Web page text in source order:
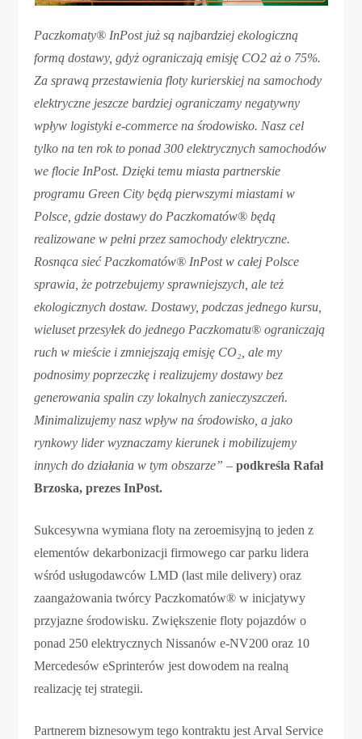
Paczkomaty® InPost już są najbardziej ekologiczną
formą dostawy, gdyż ograniczają emisję CO2 aż o 75%.
Za sprawą przestawienia floty kurierskiej na samochody
elektryczne jeszcze bardziej ograniczamy negatywny
wpływ logistyki e-commerce na środowisko. Nasz cel
tylko na ten rok to ponad 300 elektrycznych samochodów
we flocie InPost. Dzięki temu miasta partnerskie
programu Green City będą pierwszymi miastami w
Polsce, gdzie dostawy do Paczkomatów® będą
realizowane w pełni przez samochody elektryczne.
Rosnąca sieć Paczkomatów® InPost w całej Polsce
sprawia, że potrzebujemy sprawniejszych, ale też
ekologicznych dostaw. Dostawy, podczas jednego kursu,
wieluset przesyłek do jednego Paczkomatu® ograniczają
ruch w mieście i zmniejszają emisję CO₂, ale my
podnosimy poprzeczkę i realizujemy dostawy bez
generowania spalin czy lokalnych zanieczyszczeń.
Minimalizujemy nasz wpływ na środowisko, a jako
rynkowy lider wyznaczamy kierunek i mobilizujemy
innych do działania w tym obszarze” –podkreśla Rafał
Brzoska, prezes InPost.
Sukcesywna wymiana floty na zeroemisyjną to jeden z
elementów dekarbonizacji firmowego car parku lidera
wśród usługodawców LMD (last mile delivery) oraz
zaangażowania twórcy Paczkomatów® w inicjatywy
przyjazne środowisku. Zwiększenie floty pojazdów o
ponad 250 elektrycznych Nissanów e-NV200 oraz 10
Mercedesów eSprinterów jest dowodem na realną
realizację tej strategii.
Partnerem biznesowym tego kontraktu jest Arval Service